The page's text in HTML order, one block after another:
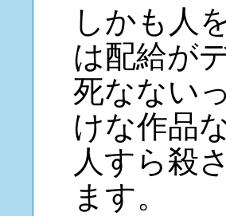
しかも人
は配給が
死なない
けな作品
人すら殺
ます。